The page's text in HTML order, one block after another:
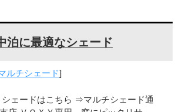
泊に最適なシェード
ルチシェード]
シェードはこちら ⇒マルチシェード通